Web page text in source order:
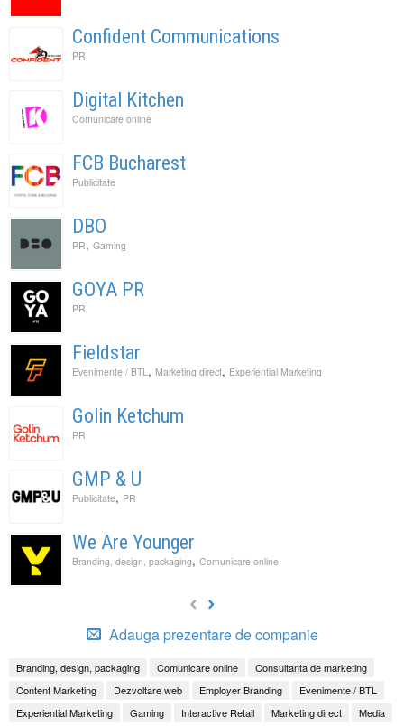
Confident Communications
PR
Digital Kitchen
Comunicare online
FCB Bucharest
Publicitate
DBO
PR, Gaming
GOYA PR
PR
Fieldstar
Evenimente / BTL , Marketing direct, Experiential Marketing
Golin Ketchum
PR
GMP & U
Publicitate, PR
We Are Younger
Branding, design, packaging, Comunicare online
Adauga prezentare de companie
Branding, design, packaging Comunicare online
Consultanta de marketing
Content Marketing
Dezvoltare web Employer Branding
Evenimente / BTL
Experiential Marketing
Gaming Interactive Retail Marketing direct Media